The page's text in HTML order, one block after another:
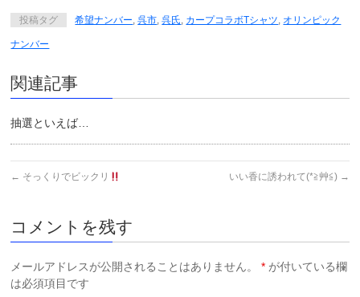
投稿タグ 希望ナンバー,呉市,呉氏, カープコラボTシャツ, オリンピック
ナンバー
関連記事
抽選といえば…
← そっくりでビックリ いい香に誘われて(*≧艸≦) →
コメントを残す
メールアドレスが公開されることはありません。 * が付いている欄
は必須項目です